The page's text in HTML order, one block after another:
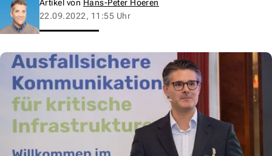
Artikel von Hans-Peter Hoeren
22.09.2022, 11:55 Uhr